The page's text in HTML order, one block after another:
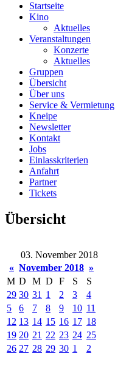
Startseite
Kino
Aktuelles
Veranstaltungen
Konzerte
Aktuelles
Gruppen
Übersicht
Über uns
Service & Vermietung
Kneipe
Newsletter
Kontakt
Jobs
Einlasskriterien
Anfahrt
Partner
Tickets
Übersicht
03. November 2018
« November 2018 »
M D M D F S
S
29 30 31 1 2 3
4
5
6 7 8 9 10 11
12 13 14 15 16 17 18
19 20 21 22 23 24 25
26 27 28 29 30 1 2